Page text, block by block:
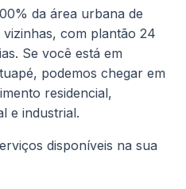
da área urbana de
vizinhas, com plantão 24
Se você está em
podemos chegar em
residencial,
e industrial.
disponíveis na sua